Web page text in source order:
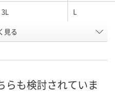
3L L
A820793 AR85711
8月9日（日） 8月9日（日）
見る
らも検討されていま